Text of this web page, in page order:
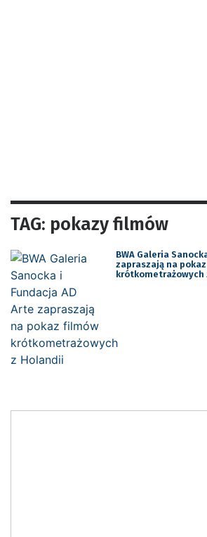
TAG: pokazy filmów
BWA Galeria
zapraszają na
krótkometrażowych